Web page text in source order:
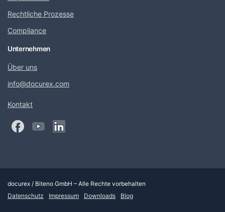
Rechtliche Prozesse
Compliance
Unternehmen
Über uns
info@docurex.com
Kontakt
docurex / Biteno GmbH – Alle Rechte vorbehalten
Datenschutz
Impressum Downloads Blog